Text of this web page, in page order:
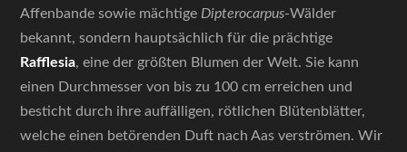
Affenbande sowie mächtige Dipterocarpus-Wälder
bekannt, sondern hauptsächlich für die prächtige
Rafflesia, eine der größten Blumen der Welt. Sie kann
einen Durchmesser von bis zu 100 cm erreichen und
besticht durch ihre auffälligen, rötlichen Blütenblätter,
welche einen betörenden Duft nach Aas verströmen. Wir